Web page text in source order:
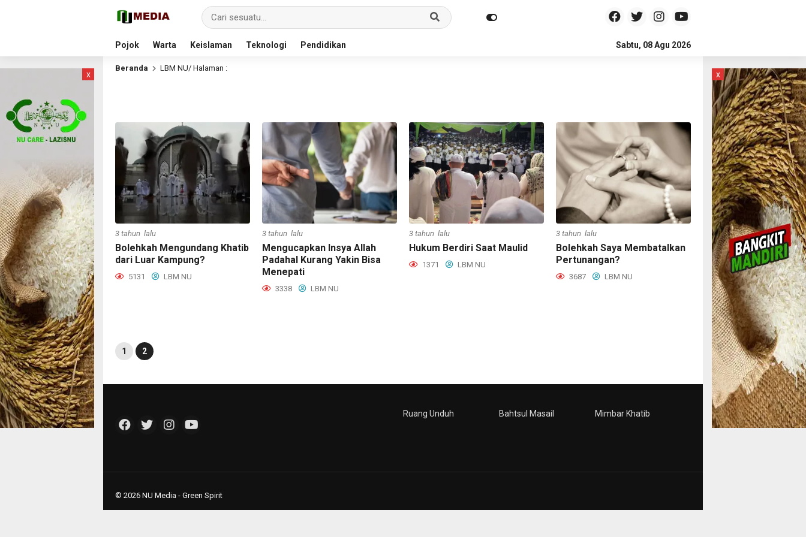
Pojok Warta Keislaman Teknologi Pendidikan Sabtu, 08 Agu 2026
x
Beranda LBM NU/ Halaman :
3 tahun lalu
Bolehkah Mengundang Khatib
dari Luar Kampung?
5131 LBM NU
3 tahun lalu
Mengucapkan Insya Allah
Padahal Kurang Yakin Bisa
Menepati
3338 LBM NU
3 tahun lalu
Hukum Berdiri Saat Maulid
1371 LBM NU
3 tahun lalu
Bolehkah Saya Membatalkan
Pertunangan?
3687 LBM NU
1 2
x
Ruang Unduh Bahtsul Masail Mimbar Khatib
© 2026 NU Media - Green Spirit